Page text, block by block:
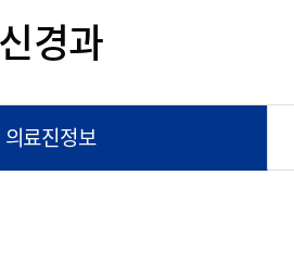
신경과
의료진정보